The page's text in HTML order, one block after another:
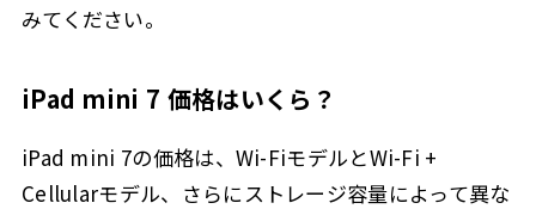
みてください。
iPad mini 7 価格はいくら？
iPad mini 7の価格は、Wi-FiモデルとWi-Fi +
Cellularモデル、さらにストレージ容量によって異な